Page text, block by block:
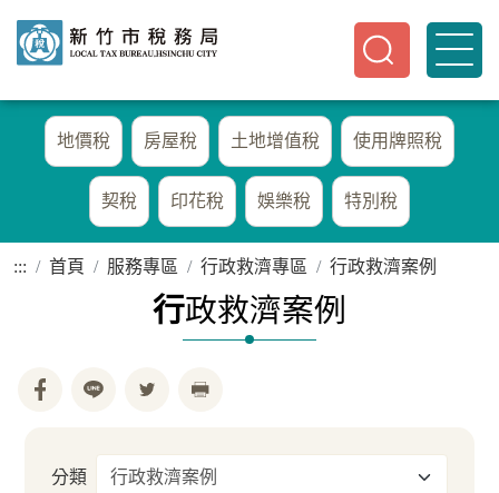
地價稅 房屋稅 土地增值稅 使用牌照稅
契稅 印花稅 娛樂稅 特別稅
::: 首頁 服務專區 行政救濟專區 行政救濟案例
行政救濟案例
分類